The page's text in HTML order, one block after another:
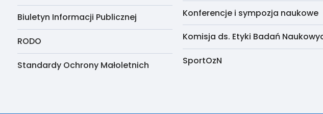
Biuletyn Informacji Publicznej
RODO
Standardy Ochrony Małoletnich
Konferencje i sympozja naukowe
Komisja ds. Etyki Badań
SportOzN